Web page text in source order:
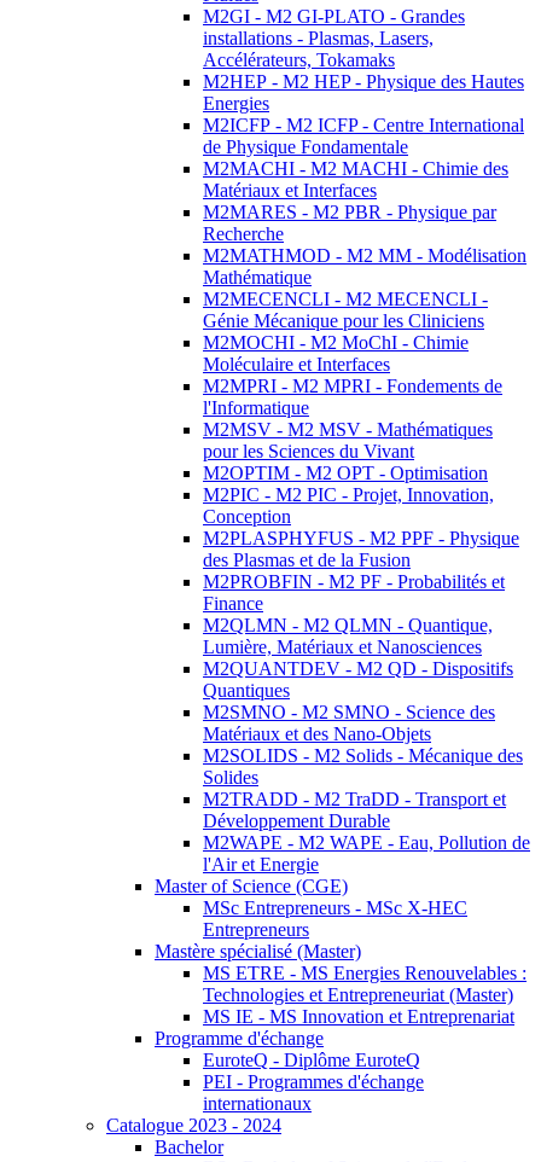
M2GI - M2 GI-PLATO - Grandes
installations - Plasmas, Lasers,
Accélérateurs, Tokamaks
M2HEP - M2 HEP - Physique des Hautes
Energies
M2ICFP - M2 ICFP - Centre International
de Physique Fondamentale
M2MACHI - M2 MACHI - Chimie des
Matériaux et Interfaces
M2MARES - M2 PBR - Physique par
Recherche
M2MATHMOD - M2 MM - Modélisation
Mathématique
M2MECENCLI - M2 MECENCLI -
Génie Mécanique pour les Cliniciens
M2MOCHI - M2 MoChI - Chimie
Moléculaire et Interfaces
M2MPRI - M2 MPRI - Fondements de
l'Informatique
M2MSV - M2 MSV - Mathématiques
pour les Sciences du Vivant
M2OPTIM - M2 OPT - Optimisation
M2PIC - M2 PIC - Projet, Innovation,
Conception
M2PLASPHYFUS - M2 PPF - Physique
des Plasmas et de la Fusion
M2PROBFIN - M2 PF - Probabilités et
Finance
M2QLMN - M2 QLMN - Quantique,
Lumière, Matériaux et Nanosciences
M2QUANTDEV - M2 QD - Dispositifs
Quantiques
M2SMNO - M2 SMNO - Science des
Matériaux et des Nano-Objets
M2SOLIDS - M2 Solids - Mécanique des
Solides
M2TRADD - M2 TraDD - Transport et
Développement Durable
M2WAPE - M2 WAPE - Eau, Pollution de
l'Air et Energie
Master of Science (CGE)
MSc Entrepreneurs - MSc X-HEC
Entrepreneurs
Mastère spécialisé (Master)
MS ETRE - MS Energies Renouvelables :
Technologies et Entrepreneuriat (Master)
MS IE - MS Innovation et Entreprenariat
Programme d'échange
EuroteQ - Diplôme EuroteQ
PEI - Programmes d'échange
internationaux
Catalogue 2023 - 2024
Bachelor